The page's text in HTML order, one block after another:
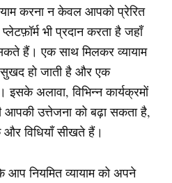
करना न केवल आपको प्रेरित
भी प्रदान करता है जहाँ
हैं। एक साथ मिलकर व्यायाम
हो जाती है और एक
इसके अलावा, विभिन्न कार्यक्रमों
आपकी उत्तेजना को बढ़ा सकता है,
विधियाँ सीखते हैं।
आप नियमित व्यायाम को अपने